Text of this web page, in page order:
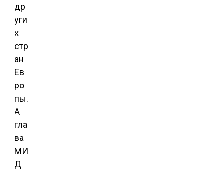
др
уги
х
стр
ан
Ев
ро
пы.
А
гла
ва
МИ
Д